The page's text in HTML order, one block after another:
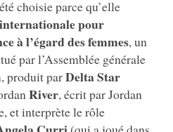
choisie parce qu’elle
pour
à l’égard des femmes, un
par l’Assemblée générale
produit parDelta Star
River, écrit par Jordan
et interprète le rôle